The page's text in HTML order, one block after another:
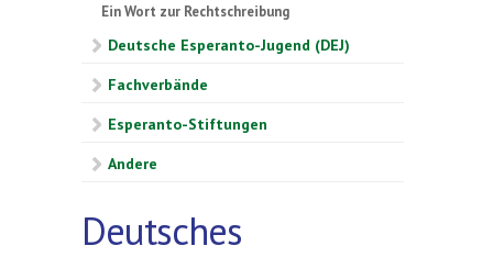
Ein Wort zur Rechtschreibung
Deutsche Esperanto-Jugend (DEJ)
Fachverbände
Esperanto-Stiftungen
Andere
Deutsches